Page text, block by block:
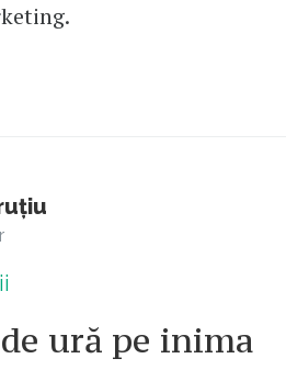
ură pe inima